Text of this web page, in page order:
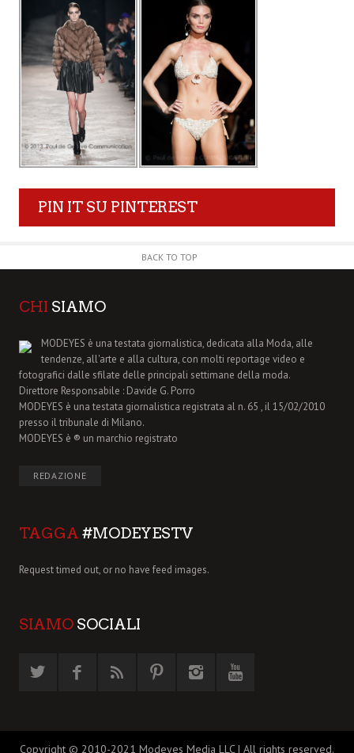
PIN IT SU PINTEREST
BACK TO TOP
CHI SIAMO
MODEYES è una testata giornalistica, dedicata alla Moda, alle
tendenze, all'arte e alla cultura, con molti reportage video e
fotografici dalle sfilate delle principali settimane della moda.
Direttore Responsabile : Davide G. Porro
MODEYES è una testata giornalistica registrata al n. 65 , il 15/02/2010
presso il tribunale di Milano.
MODEYES è ® un marchio registrato
REDAZIONE
TAGGA #MODEYESTV
Request timed out, or no have feed images.
SIAMO SOCIALI
Copyright © 2010-2021 Modeyes Media LLC | All rights reserved.